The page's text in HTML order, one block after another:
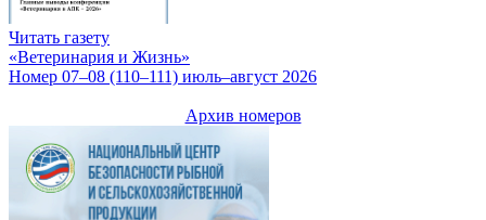
Читать газету
«Ветеринария и Жизнь»
Номер 07–08 (110–111) июль–август 2026
Архив номеров